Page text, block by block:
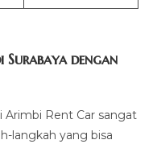
Surabaya dengan
Arimbi Rent Car sangat
langkah yang bisa